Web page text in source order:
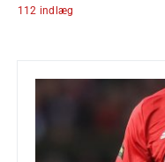
112 indlæg